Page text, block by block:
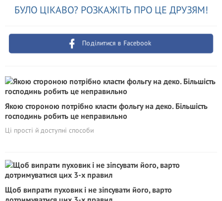
БУЛО ЦІКАВО? РОЗКАЖІТЬ ПРО ЦЕ ДРУЗЯМ!
Поділитися в Facebook
Якою стороною потрібно класти фольгу на деко. Більшість
господинь робить це неправильно
Ці прості й доступні способи
Щоб випрати пуховик і не зіпсувати його, варто